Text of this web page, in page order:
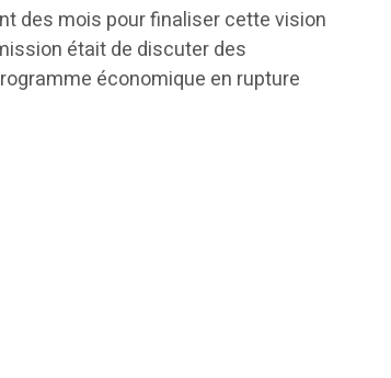
des mois pour finaliser cette vision
était de discuter des
économique en rupture